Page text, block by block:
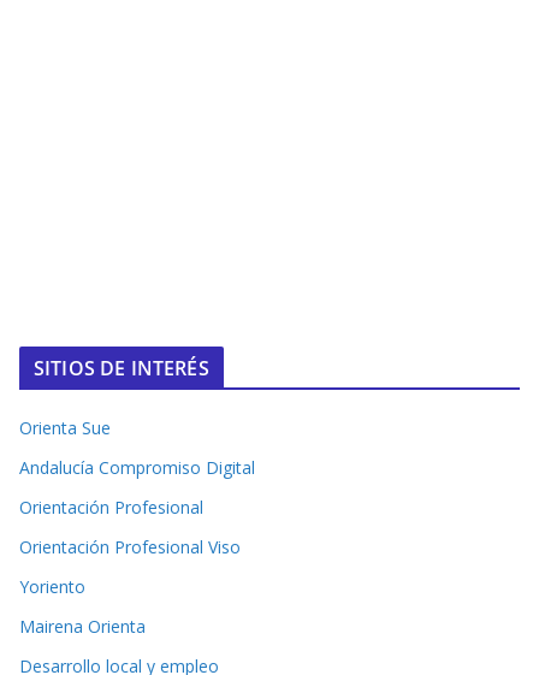
SITIOS DE INTERÉS
Orienta Sue
Andalucía Compromiso Digital
Orientación Profesional
Orientación Profesional Viso
Yoriento
Mairena Orienta
Desarrollo local y empleo